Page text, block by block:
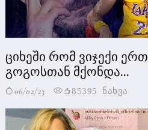
ციხეში რომ ვიჯექი ერთ
გოგოსთან მქონდა...
06/02/23 85395 ნახვა